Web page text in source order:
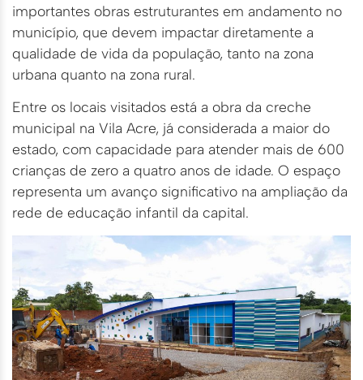
importantes obras estruturantes em andamento no
município, que devem impactar diretamente a
qualidade de vida da população, tanto na zona
urbana quanto na zona rural.
Entre os locais visitados está a obra da creche
municipal na Vila Acre, já considerada a maior do
estado, com capacidade para atender mais de 600
crianças de zero a quatro anos de idade. O espaço
representa um avanço significativo na ampliação da
rede de educação infantil da capital.